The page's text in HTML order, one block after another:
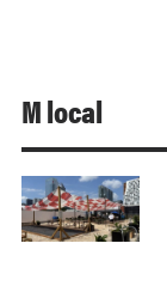
M local